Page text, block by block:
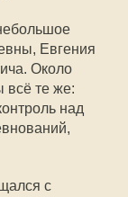
Евгения
Около
всё те же:
над
с